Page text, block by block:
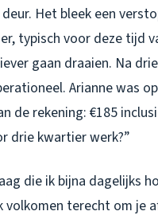
Het bleek een
typisch voor deze tijd
gaan draaien. Na
Arianne was
de rekening: €185
drie kwartier werk?”
die ik bijna dagelijks
volkomen terecht om je